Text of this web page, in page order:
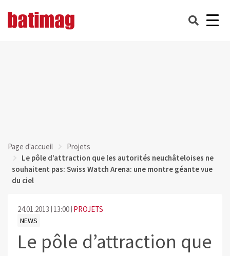
Page d'accueil
Projets
Le pôle d’attraction que les autorités neuchâteloises ne
souhaitent pas: Swiss Watch Arena: une montre géante vue
du ciel
24.01.2013 13:00 PROJETS
NEWS
Le pôle d’attraction que